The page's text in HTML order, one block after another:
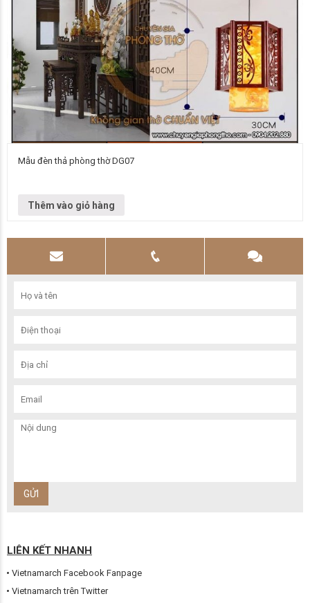
chùm DG07 Kích thước Liên hệ để biết thêm thông tin chi…
Mẫu đèn thả phòng thờ DG07
Thêm vào giỏ hàng
LIÊN KẾT NHANH
Vietnamarch Facebook Fanpage
Vietnamarch trên Twitter